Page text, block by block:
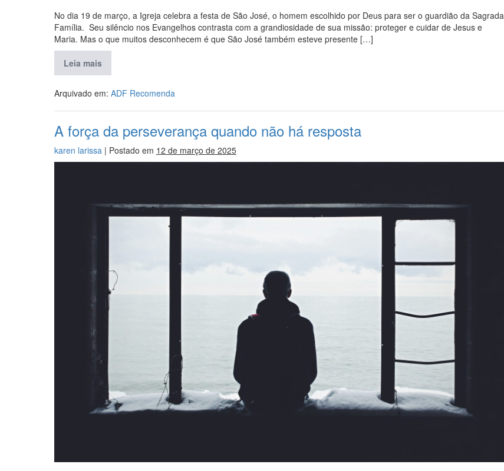
No dia 19 de março, a Igreja celebra a festa de São José, o homem escolhido por Deus para ser o guardião da Sagrada
Família. Seu silêncio nos Evangelhos contrasta com a grandiosidade de sua missão: proteger e cuidar de Jesus e
Maria. Mas o que muitos desconhecem é que São José também esteve presente […]
Leia mais
Arquivado em: ADF Recomenda
A força da perseverança quando não há resposta
karen larissa | Postado em 12 de março de 2025